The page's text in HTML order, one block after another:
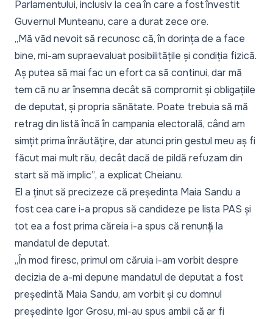
Parlamentului, inclusiv la cea în care a fost învestit
Guvernul Munteanu, care a durat zece ore.
„Mă văd nevoit să recunosc că, în dorința de a face
bine, mi-am supraevaluat posibilitățile și condiția fizică.
Aș putea să mai fac un efort ca să continui, dar mă
tem că nu ar însemna decât să compromit și obligațiile
de deputat, și propria sănătate. Poate trebuia să mă
retrag din listă încă în campania electorală, când am
simțit prima înrăutățire, dar atunci prin gestul meu aș fi
făcut mai mult rău, decât dacă de pildă refuzam din
start să mă implic”, a explicat Cheianu.
El a ținut să precizeze că președinta Maia Sandu a
fost cea care i-a propus să candideze pe lista PAS și
tot ea a fost prima căreia i-a spus că renunță la
mandatul de deputat.
„În mod firesc, primul om căruia i-am vorbit despre
decizia de a-mi depune mandatul de deputat a fost
președintă Maia Sandu, am vorbit și cu domnul
președinte Igor Grosu, mi-au spus ambii că ar fi